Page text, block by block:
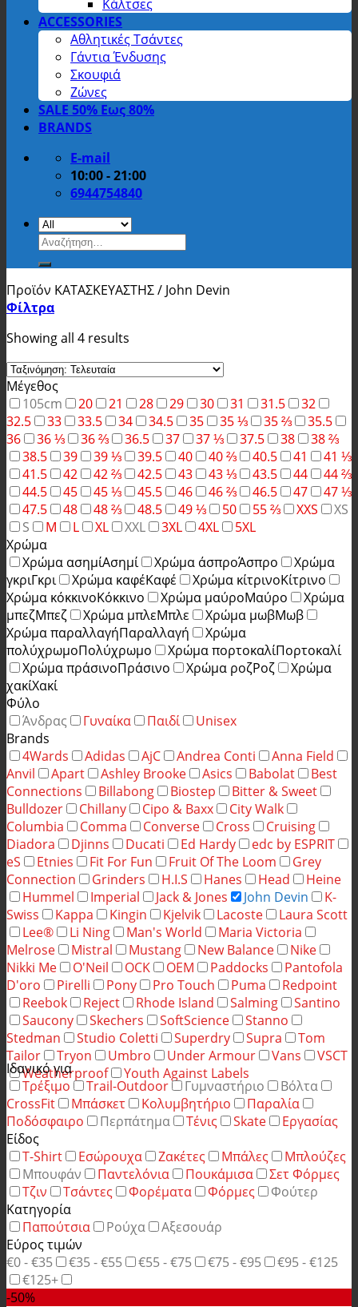
Κάλτσες
ACCESSORIES
Αθλητικές Τσάντες
Γάντια Ένδυσης
Σκουφιά
Ζώνες
SALE 50% Εως 80%
BRANDS
E-mail
10:00 - 21:00
6944754840
Αναζήτηση
για:
Προϊόν ΚΑΤΑΣΚΕΥΑΣΤΗΣ/ John Devin
Φίλτρα
Showing all 4 results
Μέγεθος
105cm
20 21 28 29 30 31 31.5
32
32.5
33 33.5 34 34.5 35 35 ⅓ 35 ⅔
35.5
36
36 ⅓ 36 ⅔ 36.5 37 37 ⅓ 37.5 38
38 ⅔
38.5
39 39 ⅓ 39.5 40 40 ⅔ 40.5 41
41 ⅓
41.5
42 42 ⅔ 42.5 43 43 ⅓ 43.5 44
44 ⅔
44.5
45 45 ⅓ 45.5 46 46 ⅔ 46.5 47
47 ⅓
47.5
48 48 ⅔ 48.5 49 ⅓ 50 55 ⅔ XXS
XS
S
M L XL XXL 3XL 4XL
5XL
Χρώμα
Χρώμα ασημίΑσημί Χρώμα άσπροΆσπρο
Χρώμα
γκριΓκρι Χρώμα καφέΚαφέ Χρώμα κίτρινοΚίτρινο
Χρώμα κόκκινοΚόκκινο Χρώμα μαύροΜαύρο
Χρώμα
μπεζΜπεζ Χρώμα μπλεΜπλε Χρώμα μωβΜωβ
Χρώμα παραλλαγήΠαραλλαγή
Χρώμα
πολύχρωμοΠολύχρωμο Χρώμα πορτοκαλίΠορτοκαλί
Χρώμα πράσινοΠράσινο Χρώμα ροζΡοζ
Χρώμα
χακίΧακί
Φύλο
Άνδρας
Γυναίκα Παιδί
Unisex
Brands
4Wards
Adidas AjC Andrea Conti
Anna Field
Anvil
Apart Ashley Brooke Asics Babolat
Best
Connections
Billabong Biostep
Bitter & Sweet
Bulldozer
Chillany Cipo & Baxx
City Walk
Columbia
Comma Converse Cross
Cruising
Diadora
Djinns Ducati Ed Hardy
edc by ESPRIT
eS
Etnies Fit For Fun Fruit Of The Loom
Grey
Connection
Grinders H.I.S Hanes Head
Heine
Hummel
Imperial Jack & Jones John Devin
K-
Swiss
Kappa Kingin Kjelvik Lacoste
Laura Scott
Lee®
Li Ning Man's World
Maria Victoria
Melrose
Mistral Mustang New Balance
Nike
Nikki Me
O'Neil OCK OEM Paddocks
Pantofola
D'oro
Pirelli Pony Pro Touch Puma
Redpoint
Reebok
Reject Rhode Island Salming
Santino
Saucony
Skechers SoftScience
Stanno
Stedman
Studio Coletti Superdry Supra
Tom
Tailor
Tryon Umbro Under Armour Vans
VSCT
Weatherproof
Youth Against Labels
Ιδανικό για
Τρέξιμο
Trail-Outdoor Γυμναστήριο
Βόλτα
CrossFit
Μπάσκετ Κολυμβητήριο
Παραλία
Ποδόσφαιρο
Περπάτημα Τένις Skate
Εργασίας
Είδος
T-Shirt
Εσώρουχα Ζακέτες Μπάλες
Μπλούζες
Μπουφάν
Παντελόνια Πουκάμισα
Σετ Φόρμες
Τζιν
Τσάντες Φορέματα Φόρμες
Φούτερ
Κατηγορία
Παπούτσια
Ρούχα
Αξεσουάρ
Εύρος τιμών
€0 - €35
€35 - €55 €55 - €75 €75 - €95
€95 - €125
€125+
-50%